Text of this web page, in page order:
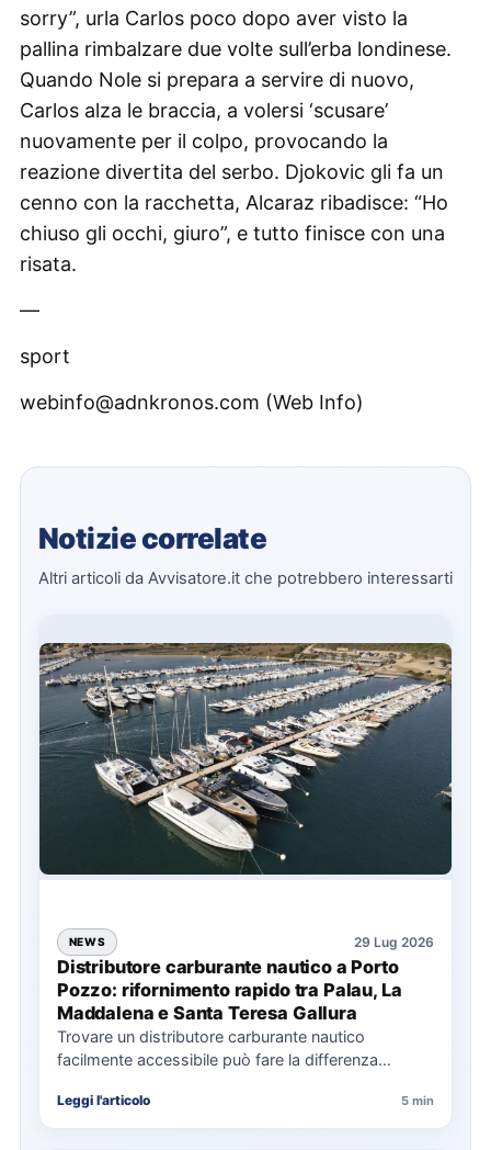
sorry”, urla Carlos poco dopo aver visto la
pallina rimbalzare due volte sull’erba londinese.
Quando Nole si prepara a servire di nuovo,
Carlos alza le braccia, a volersi ‘scusare’
nuovamente per il colpo, provocando la
reazione divertita del serbo. Djokovic gli fa un
cenno con la racchetta, Alcaraz ribadisce: “Ho
chiuso gli occhi, giuro”, e tutto finisce con una
risata.
—
sport
webinfo@adnkronos.com (Web Info)
Notizie correlate
Altri articoli da Avvisatore.it che potrebbero interessarti
NEWS 29 Lug 2026
Distributore carburante nautico a Porto
Pozzo: rifornimento rapido tra Palau, La
Maddalena e Santa Teresa Gallura
Trovare un distributore carburante nautico
facilmente accessibile può fare la differenza
soprattutto…
Leggi l'articolo 5 min